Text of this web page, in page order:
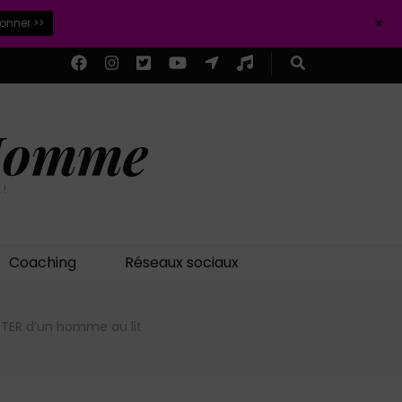
Coaching Réseaux sociaux
d’un homme au lit
>> +